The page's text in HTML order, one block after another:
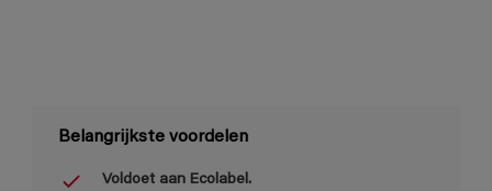
Belangrijkste voordelen
Voldoet aan Ecolabel.